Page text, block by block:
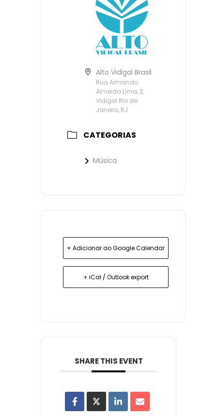
Alto Vidigal Brasil
Rua Armando
Almeida Lima, 2,
Vidigal Rio de
Janeiro, RJ
CATEGORIAS
Música
+ Adicionar ao Google Calendar
+ iCal / Outlook export
SHARE THIS EVENT